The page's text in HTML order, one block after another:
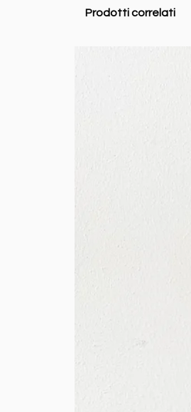
Prodotti correlati